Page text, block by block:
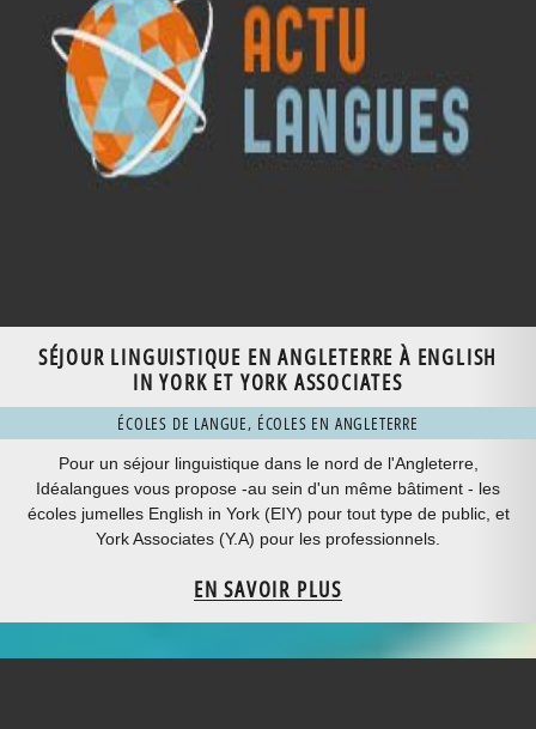
SÉJOUR LINGUISTIQUE EN ANGLETERRE À ENGLISH
IN YORK ET YORK ASSOCIATES
ÉCOLES DE LANGUE, ÉCOLES EN ANGLETERRE
Pour un séjour linguistique dans le nord de l'Angleterre,
Idéalangues vous propose -au sein d'un même bâtiment - les
écoles jumelles English in York (EIY) pour tout type de public, et
York Associates (Y.A) pour les professionnels.
EN SAVOIR PLUS